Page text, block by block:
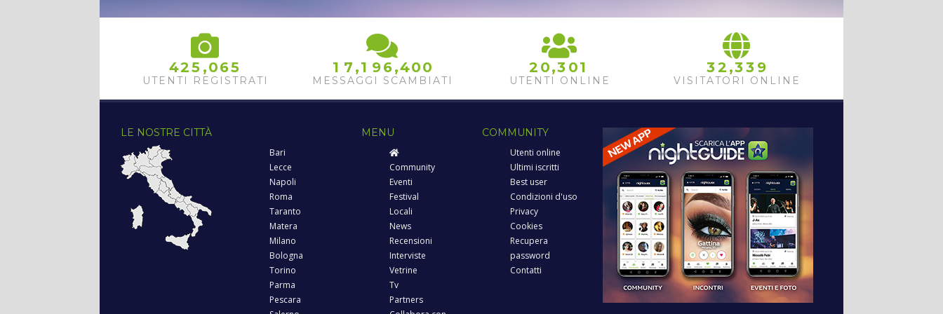
425 ,065
UTENTI REGISTRATI
1 7 ,1 96,400
MESSAGGI SCAMBIATI
2 0,3 01
UTENTI ONLINE
32 ,33 9
VISITATORI ONLINE
LE NOSTRE CITTÀ
Bari
Lecce
Napoli
Roma
Taranto
Matera
Milano
Bologna
Torino
Parma
Pescara
MENU
Community
Eventi
Festival
Locali
News
Recensioni
Interviste
Vetrine
Tv
Partners
COMMUNITY
Utenti online
Ultimi iscritti
Best user
Condizioni d'uso
Privacy
Cookies
Recupera
password
Contatti